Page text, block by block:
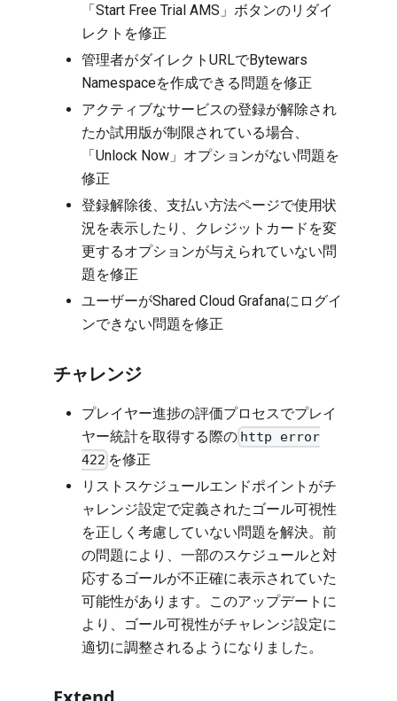
「Start Free Trial AMS」ボタンのリダイ
レクトを修正
管理者がダイレクトURLでBytewars
Namespaceを作成できる問題を修正
アクティブなサービスの登録が解除され
たか試用版が制限されている場合、
「Unlock Now」オプションがない問題を
修正
登録解除後、支払い方法ページで使用状
況を表示したり、クレジットカードを変
更するオプションが与えられていない問
題を修正
ユーザーがShared Cloud Grafanaにログイ
ンできない問題を修正
チャレンジ
プレイヤー進捗の評価プロセスでプレイ
ヤー統計を取得する際の http error
422 を修正
リストスケジュールエンドポイントがチ
ャレンジ設定で定義されたゴール可視性
を正しく考慮していない問題を解決。前
の問題により、一部のスケジュールと対
応するゴールが不正確に表示されていた
可能性があります。このアップデートに
より、ゴール可視性がチャレンジ設定に
適切に調整されるようになりました。